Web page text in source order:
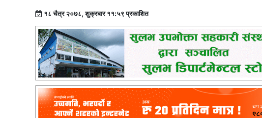
१८ चैत्र २०७८, शुक्रबार ११:५९ प्रकाशित